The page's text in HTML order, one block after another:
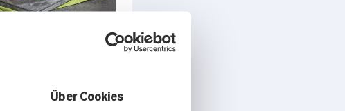
Über Cookies